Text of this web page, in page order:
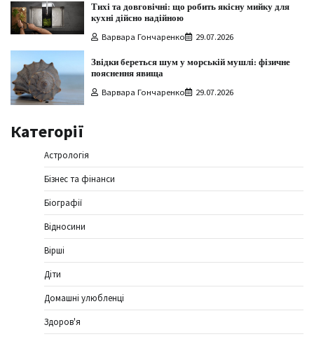
Тихі та довговічні: що робить якісну мийку для
кухні дійсно надійною
Варвара Гончаренко 29.07.2026
Звідки береться шум у морській мушлі: фізичне
пояснення явища
Варвара Гончаренко 29.07.2026
Категорії
Астрологія
Бізнес та фінанси
Біографії
Відносини
Вірші
Діти
Домашні улюбленці
Здоров'я